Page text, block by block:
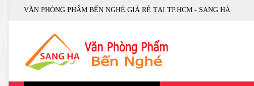
VĂN PHÒNG PHẨM BẾN NGHÉ GIÁ RẺ TẠI TP.HCM - SANG HÀ